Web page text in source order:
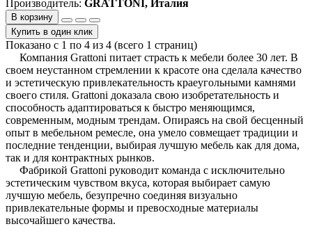
Производитель: GRATTONI, Италия
В корзину
Купить в один клик
Показано с 1 по 4 из 4 (всего 1 страниц)
Компания Grattoni питает страсть к мебели более 30 лет. В
своем неустанном стремлении к красоте она сделала качество
и эстетическую привлекательность краеугольными камнями
своего стиля. Grattoni доказала свою изобретательность и
способность адаптироваться к быстро меняющимся,
современным, модным трендам. Опираясь на свой бесценный
опыт в мебельном ремесле, она умело совмещает традиции и
последние тенденции, выбирая лучшую мебель как для дома,
так и для контрактных рынков.
Фабрикой Grattoni руководит команда с исключительно
эстетическим чувством вкуса, которая выбирает самую
лучшую мебель, безупречно соединяя визуально
привлекательные формы и превосходные материалы
высочайшего качества.